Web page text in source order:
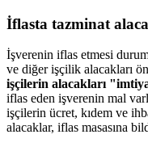
İflasta tazminat
İşverenin iflas etmesi
ve diğer işçilik alacakları
işçilerin alacakları
iflas eden işverenin mal
işçilerin ücret, kıdem ve
alacaklar, iflas masasına